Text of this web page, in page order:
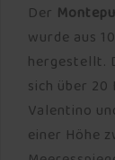
Der
wurde aus
hergestellt.
sich über 20
Valentino
einer Höhe